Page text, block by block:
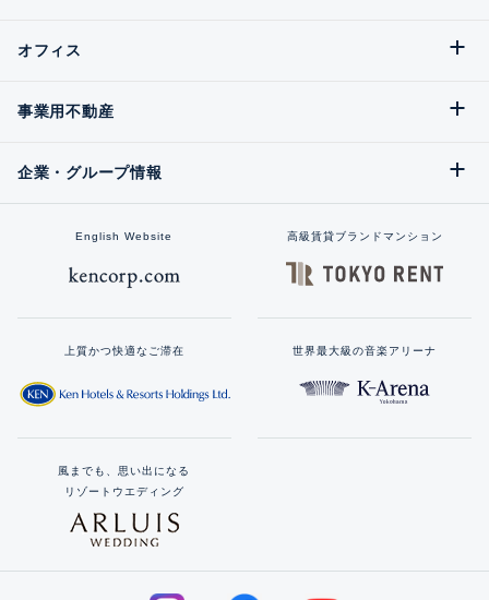
オフィス
事業用不動産
企業・グループ情報
English Website 高級賃貸ブランドマンション
上質かつ快適なご滞在 世界最大級の音楽アリーナ
風までも、思い出になる
リゾートウエディング